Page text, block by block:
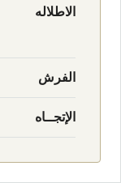
الاطلاله
الفرش
الإتجــاه